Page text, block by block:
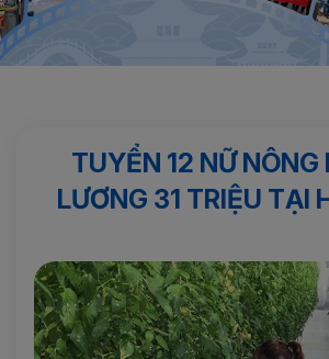
TUYỂN 12 NỮ NÔNG
LƯƠNG 31 TRIỆU TẠI